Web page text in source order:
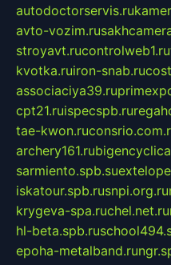
autodoctorservis.ru
avto-vozim.ru
stroyavt.rucontrolweb1.ru
kvotka.ruiron-snab.ru
associaciya39.ru
cpt21.ruispecspb.ru
tae-kwon.ru
archery161.ru
sarmiento.spb.su
iskatour.spb.rusnpi.org.ru
krygeva-spa.ruchel.net.ru
hl-beta.spb.ru
epoha-metalband.ru